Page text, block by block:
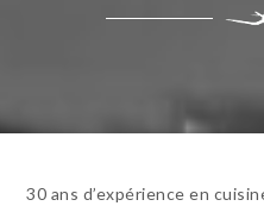
30 ans d’expérience en